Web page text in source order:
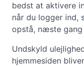
bedst at aktivere
når du logger ind,
opstå, næste gang
Undskyld
hjemmesiden